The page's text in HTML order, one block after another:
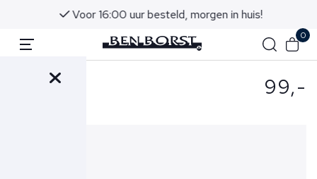
Voor 16:00 uur besteld, morgen in huis!
0
- Riem Blauw 99,-